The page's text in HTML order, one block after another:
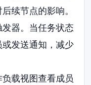
续节点的影响。
器。当任务状态
发送通知，减少
负载视图查看成员